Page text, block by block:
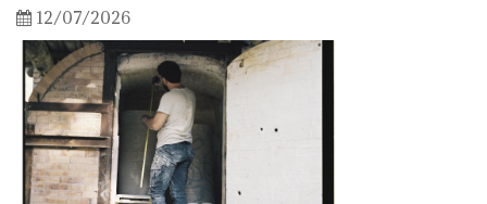
12/07/2026